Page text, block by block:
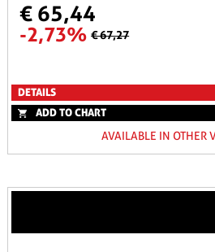
€ 65,44
-2,73% € 67,27
DETAILS
ADD TO CHART
AVAILABLE IN OTHER